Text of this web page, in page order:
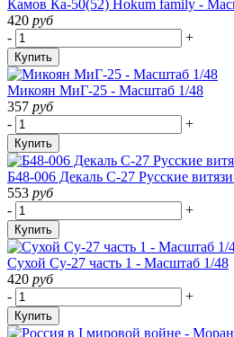
Камов Ка-50(52) Hokum family -
420 руб
-
+
Купить
Микоян МиГ-25 - Масштаб 1/48
357 руб
-
+
Купить
Б48-006 Декаль С-27 Русские
553 руб
-
+
Купить
Cухой Су-27 часть 1 - Масштаб 1/48
420 руб
-
+
Купить